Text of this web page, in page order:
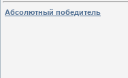
Абсолютный победитель